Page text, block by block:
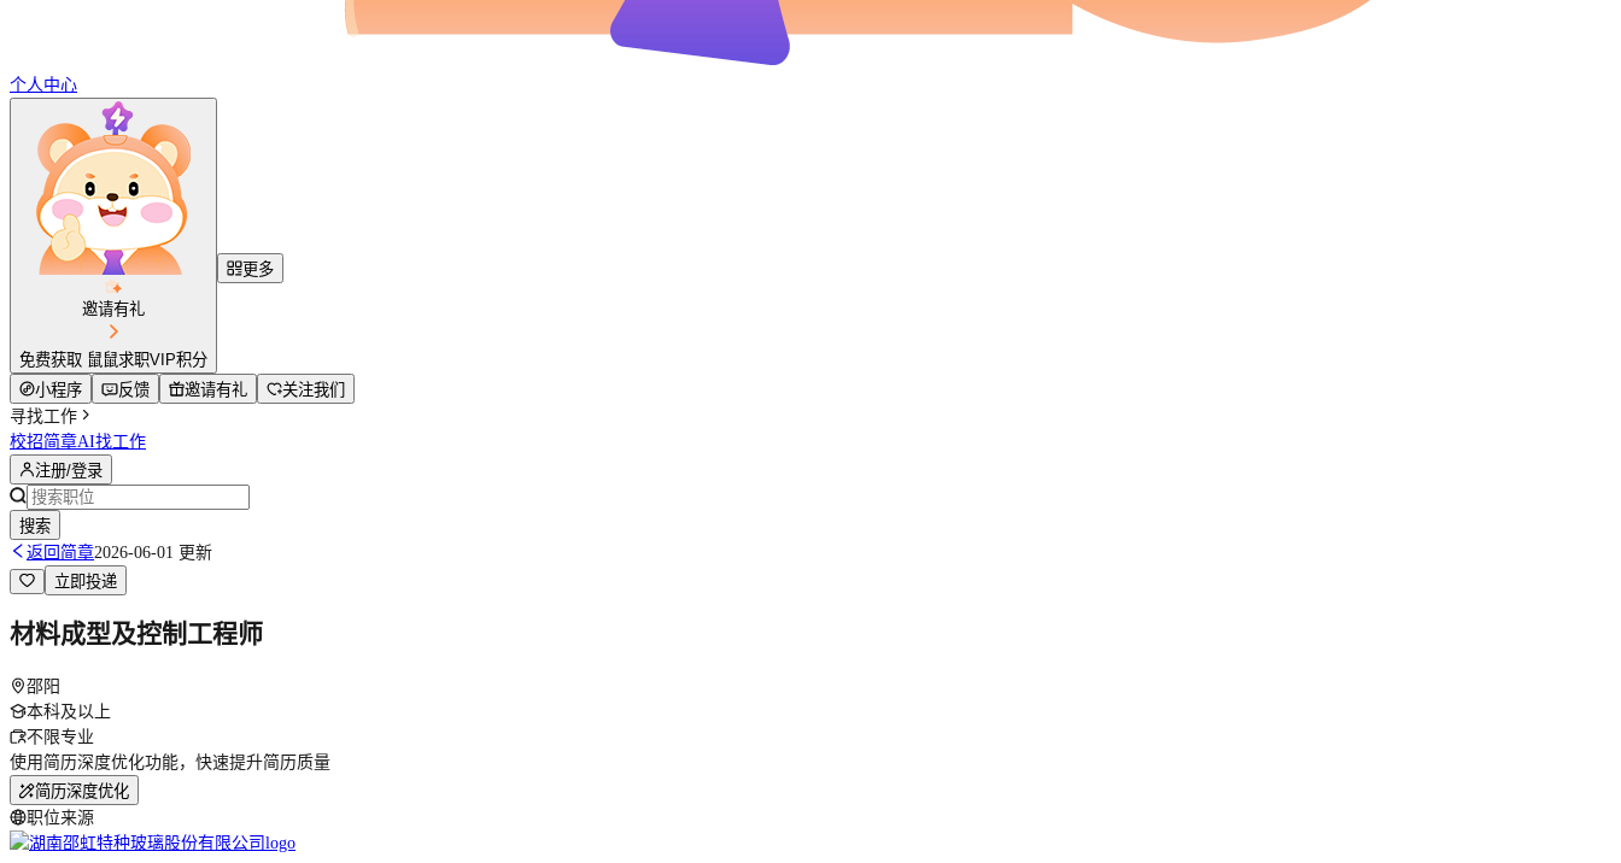
个人中心
邀请有礼
免费获取 鼠鼠求职VIP积分
更多
小程序 反馈 邀请有礼
关注我们
寻找工作
校招简章AI找工作
注册/登录
搜索
返回简章2026-06-01 更新
立即投递
材料成型及控制工程师
邵阳
本科及以上
不限专业
使用简历深度优化功能，快速提升简历质量
简历深度优化
职位来源